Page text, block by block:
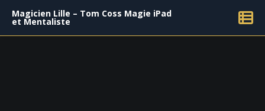
Magicien Lille – Tom Coss Magie iPad
et Mentaliste